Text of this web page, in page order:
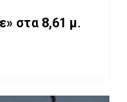
στα 8,61 μ.